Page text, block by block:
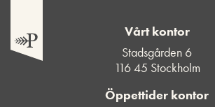
Vårt kontor
Stadsgården 6
116 45 Stockholm
Öppettider kontor